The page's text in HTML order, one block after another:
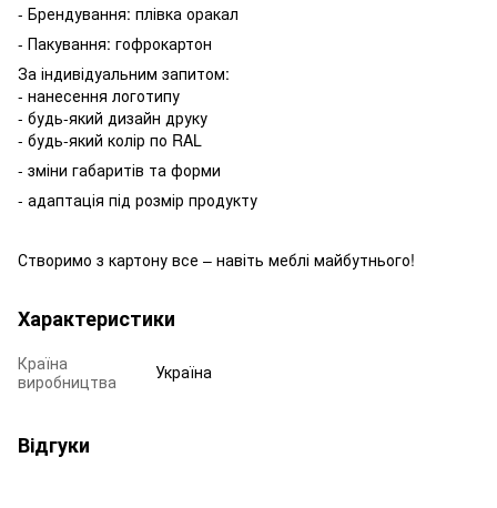
- Брендування: плівка оракал
- Пакування: гофрокартон
За індивідуальним запитом:
- нанесення логотипу
- будь-який дизайн друку
- будь-який колір по RAL
- зміни габаритів та форми
- адаптація під розмір продукту
Створимо з картону все – навіть меблі майбутнього!
Характеристики
Країна
виробництва
Україна
Відгуки